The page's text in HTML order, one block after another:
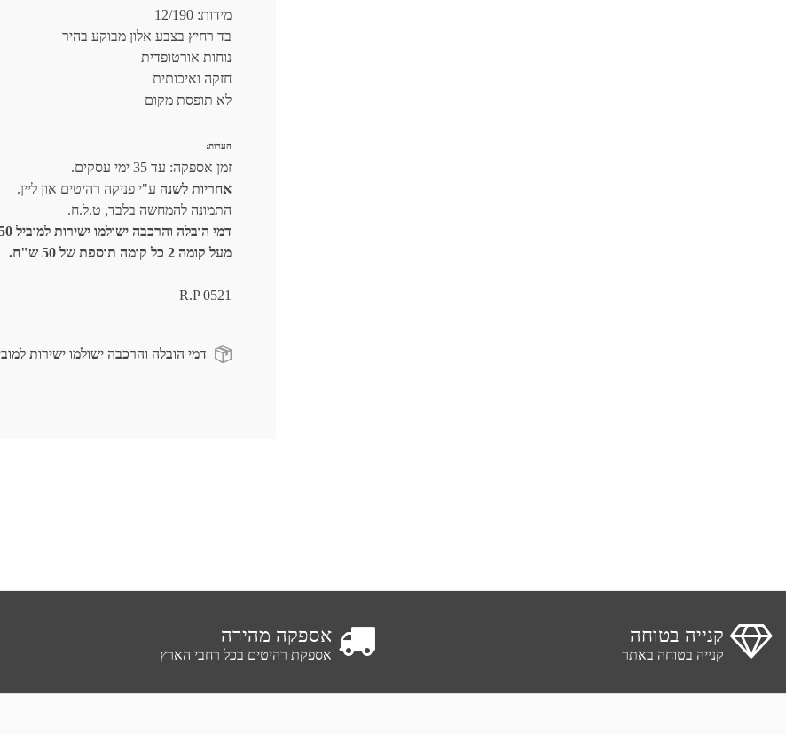
מידות: 12/190
בד רחיץ בצבע אלון מבוקע בהיר
נוחות אורטופדית
חזקה ואיכותית
לא תופסת מקום
הערות:
זמן אספקה: עד 35 ימי עסקים.
אחריות לשנה ע"י פניקה רהיטים און ליין.
התמונה להמחשה בלבד, ט.ל.ח.
דמי הובלה והרכבה ישולמו ישירות למוביל 350 ש"ח.
מעל קומה 2 כל קומה תוספת של 50 ש"ח.
R.P 0521
דמי הובלה והרכבה ישולמו ישירות
קנייה בטוחה
קנייה בטוחה באתר
אספקה מהירה
אספקת רהיטים בכל רחבי הארץ